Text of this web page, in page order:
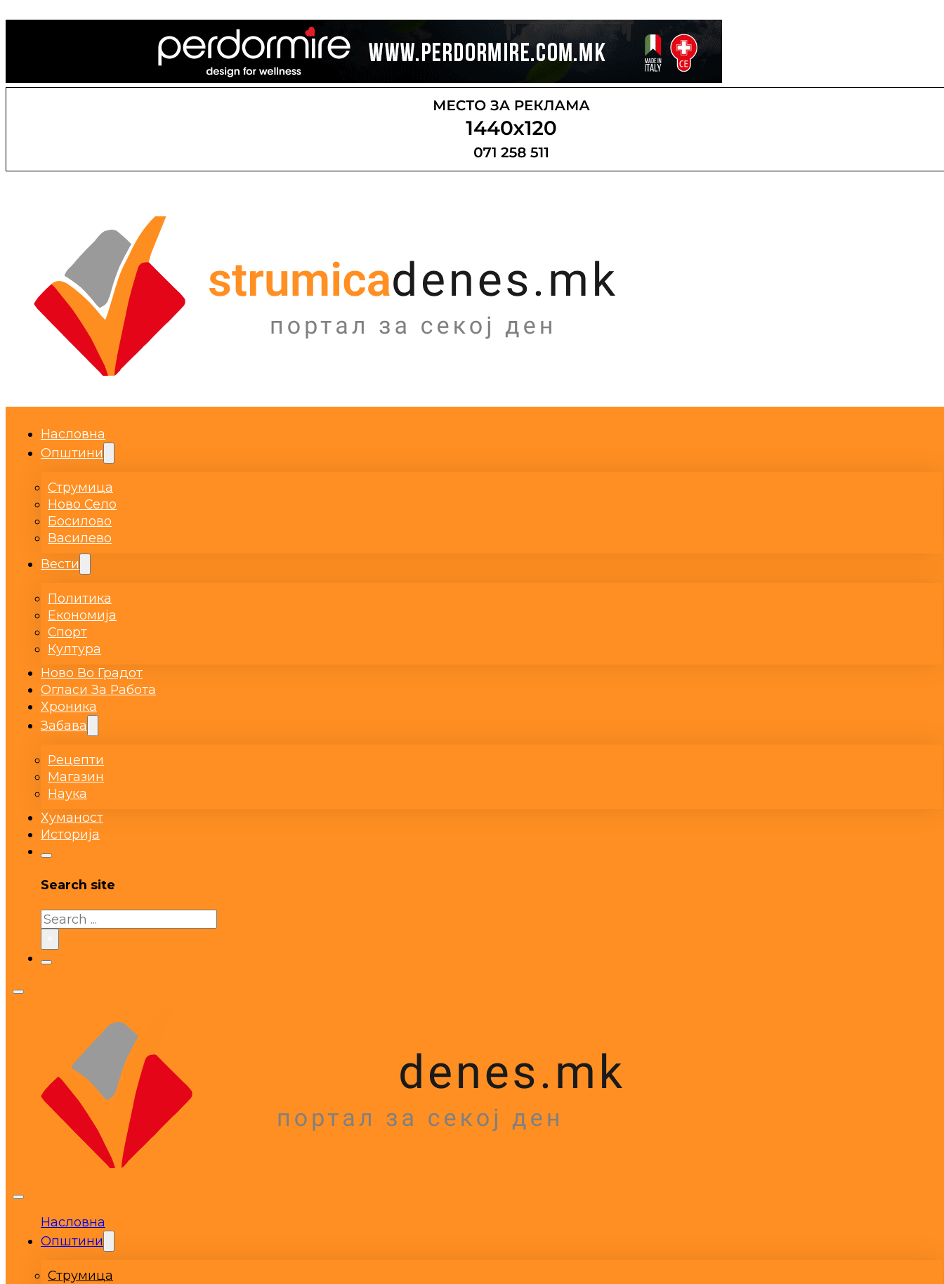
Насловна
Општини
Струмица
Ново Село
Босилово
Василево
Вести
Политика
Економија
Спорт
Култура
Ново Во Градот
Огласи За Работа
Хроника
Забава
Рецепти
Магазин
Наука
Хуманост
Историја
Search site
Search
Насловна
Општини
Струмица